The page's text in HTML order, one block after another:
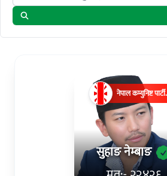
सुहाङ नेम्बाङ
नेपाल कम्युनिष्ट पार्टी
(एमाले)